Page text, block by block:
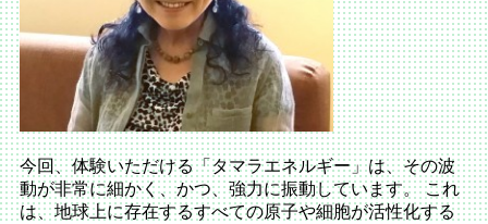
今回、体験いただける「タマラエネルギー」は、その波
動が非常に細かく、かつ、強力に振動しています。 これ
は、地球上に存在するすべての原子や細胞が活性化する